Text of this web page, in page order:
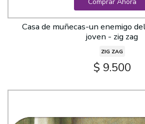
Casa de muñecas-un enemigo
joven - zig zag
ZIG ZAG
$ 9.500